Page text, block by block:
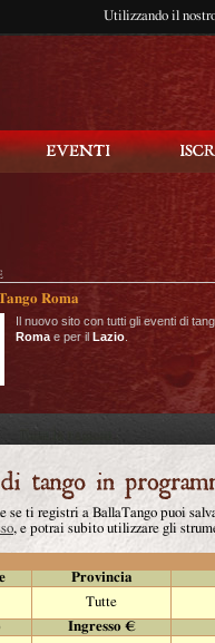
Utilizzando il
Roma
Il nuovo sito con tutti gli eventi di
Roma e per il Lazio
se ti registri a BallaTango puoi
, e potrai subito utilizzare gli
Provincia
Tutte
Ingresso €